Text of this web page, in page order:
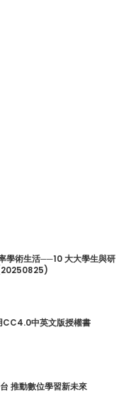
學術生活──10 大大學生與研
CC4.0中英文版授權書
推動數位學習新未來